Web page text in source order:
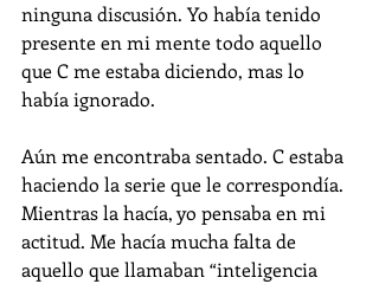
ninguna discusión. Yo había tenido
presente en mi mente todo aquello
que C me estaba diciendo, mas lo
había ignorado.
Aún me encontraba sentado. C estaba
haciendo la serie que le correspondía.
Mientras la hacía, yo pensaba en mi
actitud. Me hacía mucha falta de
aquello que llamaban “inteligencia